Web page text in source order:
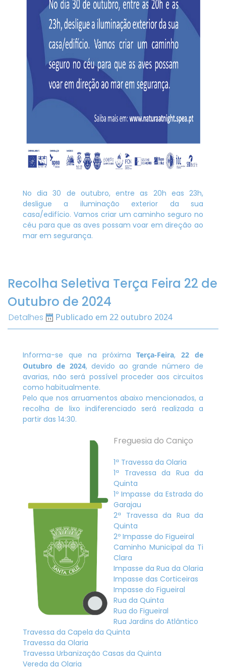
No dia 30 de outubro, entre as 20h eas 23h,
desligue a iluminação exterior da sua
casa/edifício. Vamos criar um caminho seguro no
céu para que as aves possam voar em direção ao
mar em segurança.
Recolha Seletiva Terça Feira 22 de
Outubro de 2024
Detalhes Publicado em 22 outubro 2024
Informa-se que na próximaTerça-Feira,22 de
Outubro de 2024, devido ao grande número de
avarias, não será possível proceder aos circuitos
como habitualmente.
Pelo que nos arruamentos abaixo mencionados, a
recolha de lixo indiferenciado será realizada a
partir das 14:30.
Freguesia do Caniço
1ª Travessa da Olaria
1ª Travessa da Rua da
Quinta
1º Impasse da Estrada do
Garajau
2ª Travessa da Rua da
Quinta
2º Impasse do Figueiral
Caminho Municipal da Ti
Clara
Impasse da Rua da Olaria
Impasse das Corticeiras
Impasse do Figueiral
Rua da Quinta
Rua do Figueiral
Rua Jardins do Atlântico
Travessa da Capela da Quinta
Travessa da Olaria
Travessa Urbanização Casas da Quinta
Vereda da Olaria